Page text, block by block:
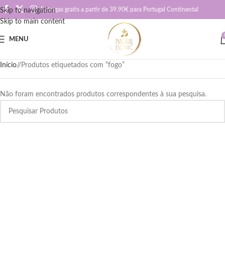
Skip to navigation
Skip to main content
Entregas gratis a partir de 39.90€ para Portugal Continental
MENU
Início/ Produtos etiquetados com “fogo”
Não foram encontrados produtos correspondentes à sua pesquisa.